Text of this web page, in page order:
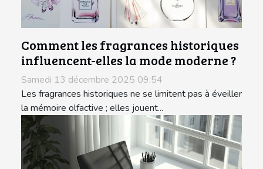
Comment les fragrances historiques
influencent-elles la mode moderne ?
Samedi 13 décembre 2025 09:54
Les fragrances historiques ne se limitent pas à éveiller
la mémoire olfactive ; elles jouent...